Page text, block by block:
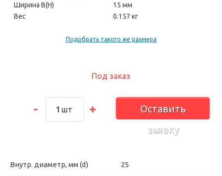
Под заказ
шт
Оставить
заявку
Ширина В(H)
15 мм
Вес
0.157 кг
Подобрать такого же размера
Внутр. диаметр, мм (d) 25